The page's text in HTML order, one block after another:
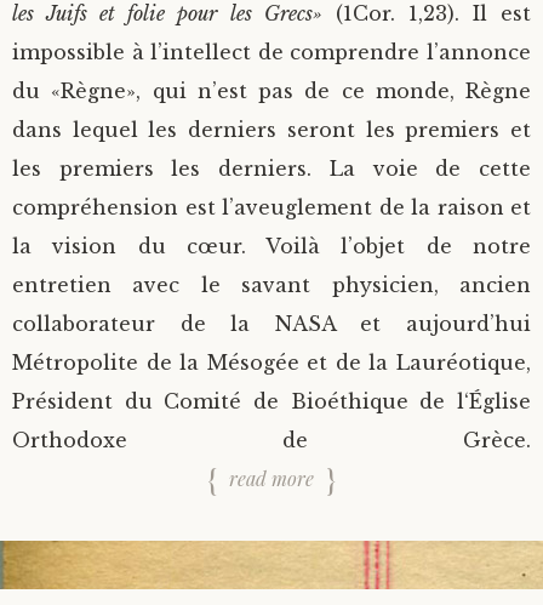
les Juifs et folie pour les Grecs» (1Cor. 1,23). Il est
impossible à l’intellect de comprendre l’annonce
du «Règne», qui n’est pas de ce monde, Règne
dans lequel les derniers seront les premiers et
les premiers les derniers. La voie de cette
compréhension est l’aveuglement de la raison et
la vision du cœur. Voilà l’objet de notre
entretien avec le savant physicien, ancien
collaborateur de la NASA et aujourd’hui
Métropolite de la Mésogée et de la Lauréotique,
Président du Comité de Bioéthique de l‘Église
Orthodoxe de Grèce.
read more